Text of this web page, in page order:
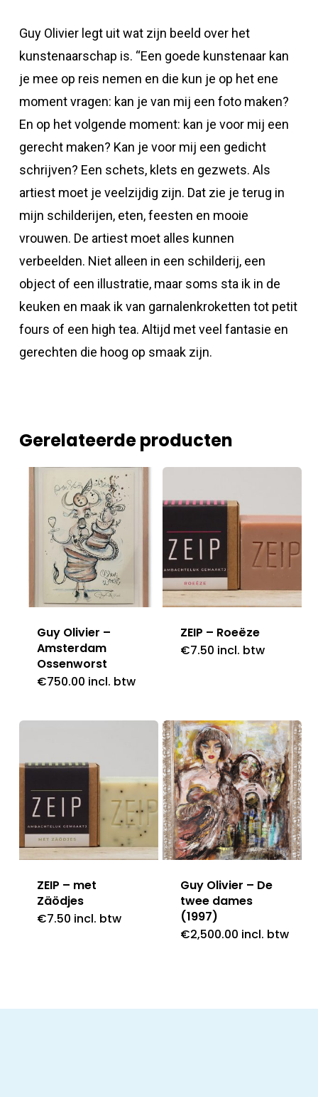
Guy Olivier legt uit wat zijn beeld over het
kunstenaarschap is. “Een goede kunstenaar kan
je mee op reis nemen en die kun je op het ene
moment vragen: kan je van mij een foto maken?
En op het volgende moment: kan je voor mij een
gerecht maken? Kan je voor mij een gedicht
schrijven? Een schets, klets en gezwets. Als
artiest moet je veelzijdig zijn. Dat zie je terug in
mijn schilderijen, eten, feesten en mooie
vrouwen. De artiest moet alles kunnen
verbeelden. Niet alleen in een schilderij, een
object of een illustratie, maar soms sta ik in de
keuken en maak ik van garnalenkroketten tot petit
fours of een high tea. Altijd met veel fantasie en
gerechten die hoog op smaak zijn.
Gerelateerde producten
Guy Olivier –
Amsterdam
Ossenworst
€750.00 incl. btw
ZEIP – Roeëze
€7.50 incl. btw
ZEIP – met
Zäödjes
€7.50 incl. btw
Guy Olivier – De
twee dames
(1997)
€2,500.00 incl. btw